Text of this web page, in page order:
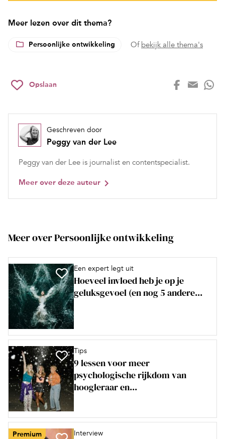
Meer lezen over dit thema?
Persoonlijke ontwikkeling Of bekijk alle thema's
Opslaan
Geschreven door
Peggy van der Lee
Peggy van der Lee is journalist en contentspecialist.
Meer over deze auteur
Meer over Persoonlijke ontwikkeling
Een expert legt uit
Hoeveel invloed heb je op je
geluksgevoel (en nog 5 andere...
Tips
9 lessen voor meer
psychologische rijkdom van
hoogleraar en...
Premium Interview